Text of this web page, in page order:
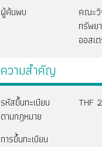
ผู้ค้นพบ
คณะวิ
ทรัพย
ออสเ
ความสำคัญ
รหัสขึ้นทะเบียน
ตามกฎหมาย
THF
การขึ้นทะเบียน